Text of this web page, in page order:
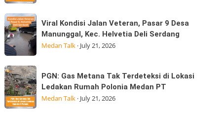
di
Medan
Gempa
dari
kepala
BGN
Kepala
Gizi
Nasional
(BGN) Nanik
Viral
Kondisi
Jalan
Veteran,
Pasar
9
Desa
Manunggal,
Viral Kondisi Jalan Veteran, Pasar 9 Desa
Manunggal, Kec. Helvetia Deli Serdang
Medan Talk· July 21, 2026
PGN:
Gas
Metana
Tak
PGN: Gas Metana Tak Terdeteksi di Lokasi
Ledakan Rumah Polonia Medan PT
Medan Talk· July 21, 2026